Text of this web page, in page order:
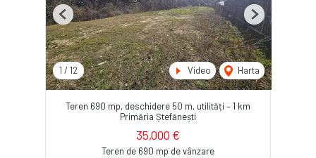
1 / 12 Video Harta
Previous Next
Teren 690 mp, deschidere 50 m, utilități – 1 km
Primăria Ștefănești
35,000 €
Teren de 690 mp de vânzare